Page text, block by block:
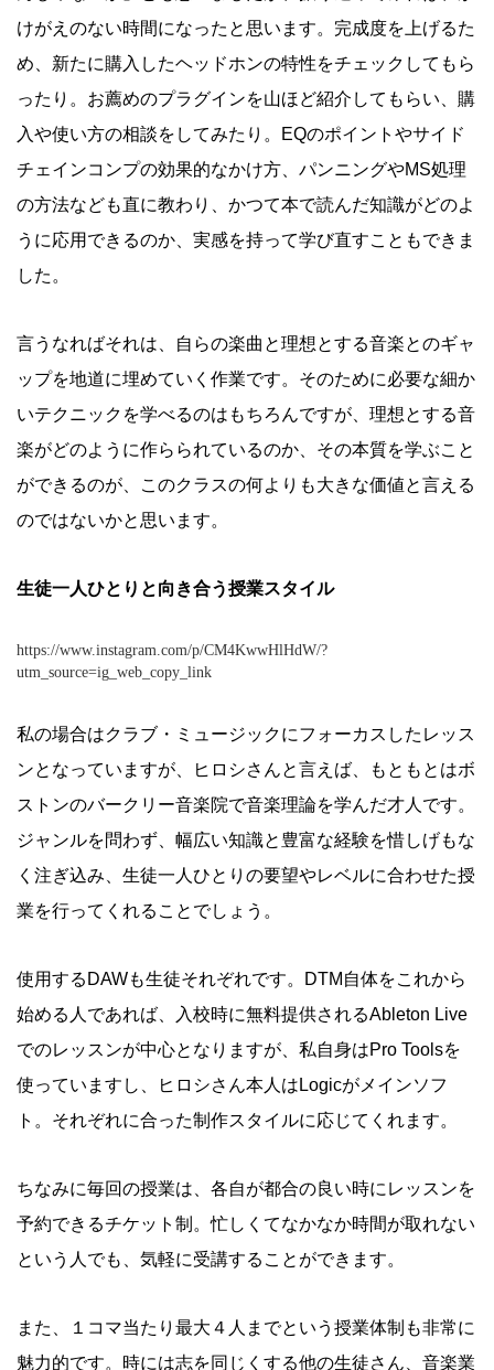
けがえのない時間になったと思います。完成度を上げるた
め、新たに購入したヘッドホンの特性をチェックしてもら
ったり。お薦めのプラグインを山ほど紹介してもらい、購
入や使い方の相談をしてみたり。EQのポイントやサイド
チェインコンプの効果的なかけ方、パンニングやMS処理
の方法なども直に教わり、かつて本で読んだ知識がどのよ
うに応用できるのか、実感を持って学び直すこともできま
した。
言うなればそれは、自らの楽曲と理想とする音楽とのギャ
ップを地道に埋めていく作業です。そのために必要な細か
いテクニックを学べるのはもちろんですが、理想とする音
楽がどのように作らられているのか、その本質を学ぶこと
ができるのが、このクラスの何よりも大きな価値と言える
のではないかと思います。
生徒一人ひとりと向き合う授業スタイル
https://www.instagram.com/p/CM4KwwHlHdW/?
utm_source=ig_web_copy_link
私の場合はクラブ・ミュージックにフォーカスしたレッス
ンとなっていますが、ヒロシさんと言えば、もともとはボ
ストンのバークリー音楽院で音楽理論を学んだ才人です。
ジャンルを問わず、幅広い知識と豊富な経験を惜しげもな
く注ぎ込み、生徒一人ひとりの要望やレベルに合わせた授
業を行ってくれることでしょう。
使用するDAWも生徒それぞれです。DTM自体をこれから
始める人であれば、入校時に無料提供されるAbleton Live
でのレッスンが中心となりますが、私自身はPro Toolsを
使っていますし、ヒロシさん本人はLogicがメインソフ
ト。それぞれに合った制作スタイルに応じてくれます。
ちなみに毎回の授業は、各自が都合の良い時にレッスンを
予約できるチケット制。忙しくてなかなか時間が取れない
という人でも、気軽に受講することができます。
また、１コマ当たり最大４人までという授業体制も非常に
魅力的です。時には志を同じくする他の生徒さん、音楽業